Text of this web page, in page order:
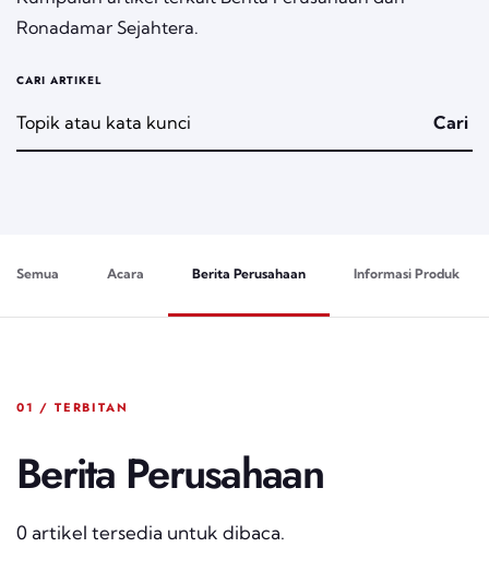
Ronadamar Sejahtera.
CARI ARTIKEL
Cari
Semua Acara Berita Perusahaan Informasi Produk
01 / TERBITAN
Berita Perusahaan
0 artikel tersedia untuk dibaca.